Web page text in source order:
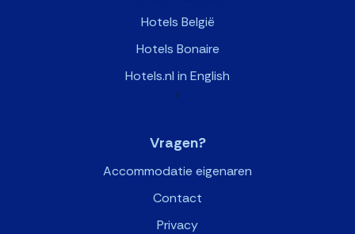
Hotels België
Hotels Bonaire
Hotels.nl in English
>
Vragen?
Accommodatie eigenaren
Contact
Privacy